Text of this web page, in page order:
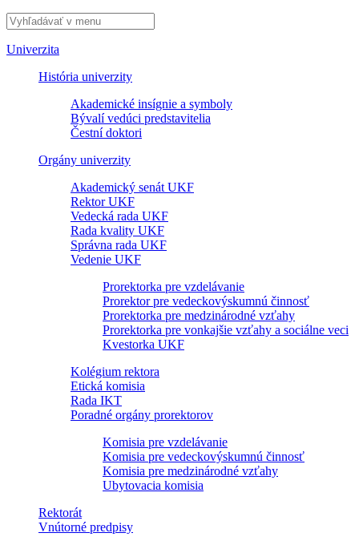
Univerzita
História univerzity
Akademické insígnie a symboly
Bývalí vedúci predstavitelia
Čestní doktori
Orgány univerzity
Akademický senát UKF
Rektor UKF
Vedecká rada UKF
Rada kvality UKF
Správna rada UKF
Vedenie UKF
Prorektorka pre vzdelávanie
Prorektor pre vedeckovýskumnú činnosť
Prorektorka pre medzinárodné vzťahy
Prorektorka pre vonkajšie vzťahy a sociálne veci
Kvestorka UKF
Kolégium rektora
Etická komisia
Rada IKT
Poradné orgány prorektorov
Komisia pre vzdelávanie
Komisia pre vedeckovýskumnú činnosť
Komisia pre medzinárodné vzťahy
Ubytovacia komisia
Rektorát
Vnútorné predpisy